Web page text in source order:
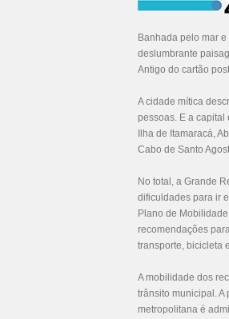
Banhada pelo mar
deslumbrante
Antigo do cartão
A cidade mítica
pessoas. E a capital
Ilha de Itamaracá,
Cabo de Santo
No total, a Grande
dificuldades para ir
Plano de
recomendações
transporte, bicicleta
A mobilidade dos
trânsito municipal.
metropolitana é